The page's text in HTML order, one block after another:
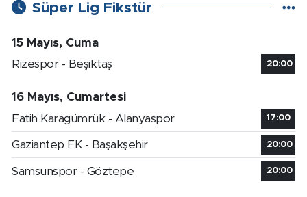
Süper Lig Fikstür
15 Mayıs, Cuma
Rizespor - Beşiktaş
20:00
16 Mayıs, Cumartesi
Fatih Karagümrük - Alanyaspor
17:00
Gaziantep FK - Başakşehir 20:00
Samsunspor - Göztepe 20:00